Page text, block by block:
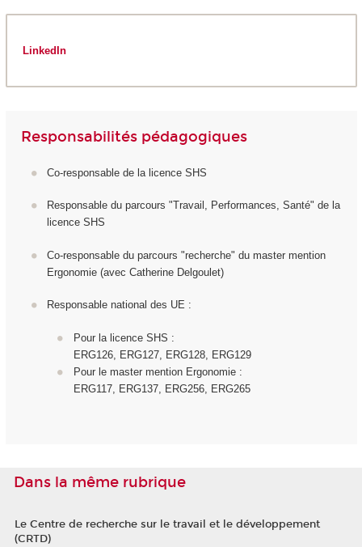
LinkedIn
Responsabilités pédagogiques
Co-responsable de la licence SHS
Responsable du parcours "Travail, Performances, Santé" de la
licence SHS
Co-responsable du parcours "recherche" du master mention
Ergonomie (avec Catherine Delgoulet)
Responsable national des UE :
Pour la licence SHS :
ERG126, ERG127, ERG128, ERG129
Pour le master mention Ergonomie :
ERG117, ERG137, ERG256, ERG265
Dans la même rubrique
Le Centre de recherche sur le travail et le développement
(CRTD)